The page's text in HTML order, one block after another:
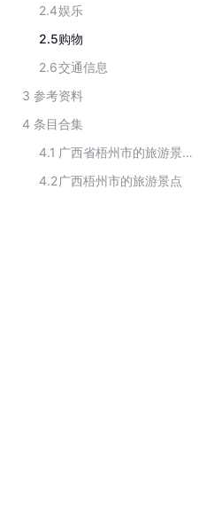
2.4娱乐
2.5购物
2.6交通信息
3 参考资料
4 条目合集
4.1
广西省梧州市的旅游景点
4.2广西梧州市的旅游景点